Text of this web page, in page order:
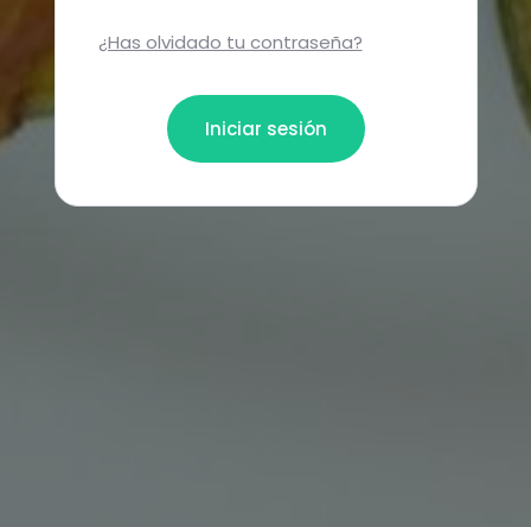
¿Has olvidado tu contraseña?
Iniciar sesión